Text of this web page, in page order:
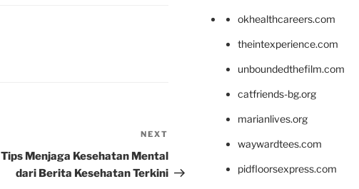
Post
NEXT
Tips Menjaga Kesehatan Mental
dari Berita Kesehatan Terkini
okhealthcareers.com
theintexperience.com
unboundedthefilm.com
catfriends-bg.org
marianlives.org
waywardtees.com
pidfloorsexpress.com